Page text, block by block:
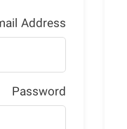
Address
Password